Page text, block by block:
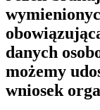
danych
możemy
wniosek